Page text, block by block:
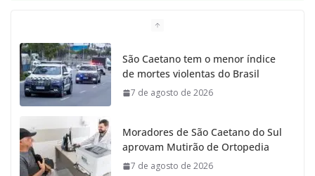
o
o
k
g
r
a
m
r e
São Caetano tem o menor índice
de mortes violentas do Brasil
7 de agosto de 2026
Moradores de São Caetano do Sul
aprovam Mutirão de Ortopedia
7 de agosto de 2026